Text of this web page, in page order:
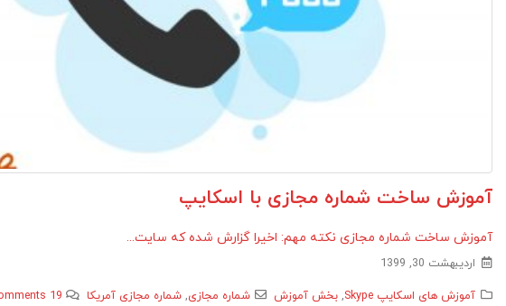
آموزش ساخت شماره مجازی با اسکایپ
آموزش ساخت شماره مجازی نکته مهم: اخیرا گزارش شده که سایت...
اردیبهشت 30, 1399
آموزش های اسکایپ Skype
, بخش آموزش شماره مجازی,شماره مجازی آمریکا 19 Comments